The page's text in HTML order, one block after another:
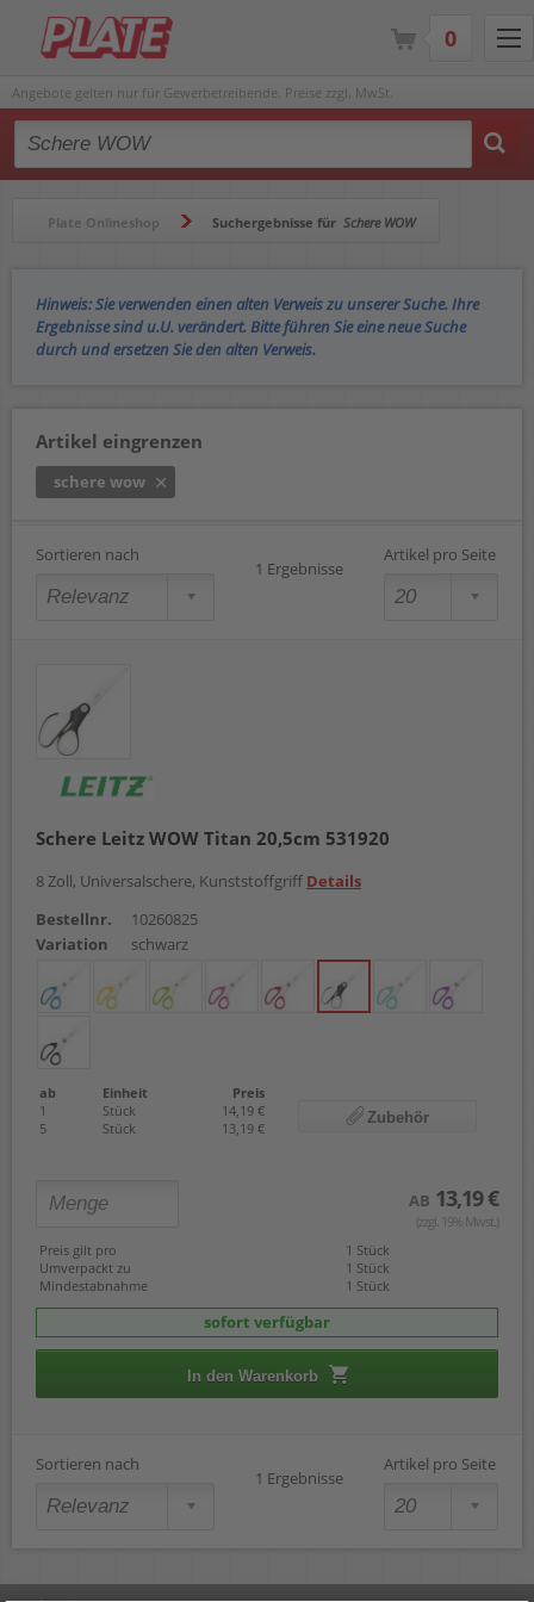
Angebote gelten nur für Gewerbetreibende. Preise zzgl. MwSt.
Type 2 or more characters for results.
Plate Onlineshop Suchergebnisse für Schere WOW
Hinweis: Sie verwenden einen alten Verweis zu unserer Suche. Ihre
Ergebnisse sind u.U. verändert. Bitte führen Sie eine neue Suche
durch und ersetzen Sie den alten Verweis.
Artikel eingrenzen
schere wow
Sortieren nach
1 Ergebnisse
Artikel pro Seite
Schere Leitz WOW Titan 20,5cm 531920
8 Zoll, Universalschere, Kunststoffgriff Details
Bestellnr.
10260825
Variation
schwarz
ab Einheit
Preis
1
Stück
14,19 €
5
Stück 13,19 €
Zubehör
AB 13,19 €
(zzgl. 19% Mwst.)
Preis gilt pro
1 Stück
Umverpackt zu
1 Stück
Mindestabnahme
1 Stück
sofort verfügbar
In den Warenkorb
Sortieren nach
1 Ergebnisse
Artikel pro Seite
0